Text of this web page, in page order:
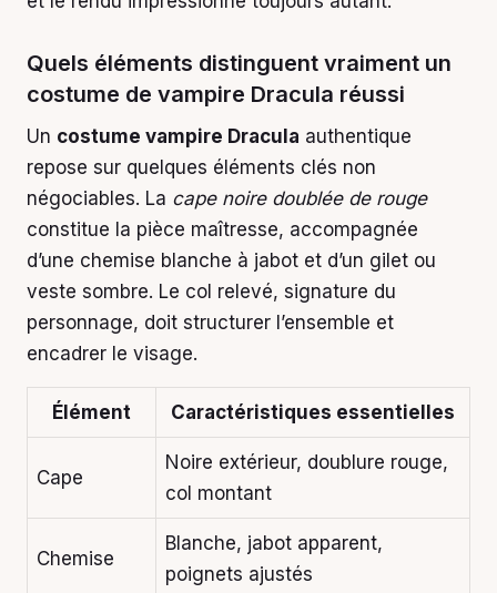
Quels éléments distinguent vraiment un
costume de vampire Dracula réussi
Un costume vampire Dracula authentique
repose sur quelques éléments clés non
négociables. La cape noire doublée de rouge
constitue la pièce maîtresse, accompagnée
d’une chemise blanche à jabot et d’un gilet ou
veste sombre. Le col relevé, signature du
personnage, doit structurer l’ensemble et
encadrer le visage.
Élément Caractéristiques essentielles
Cape
Noire extérieur, doublure rouge,
col montant
Chemise
Blanche, jabot apparent,
poignets ajustés